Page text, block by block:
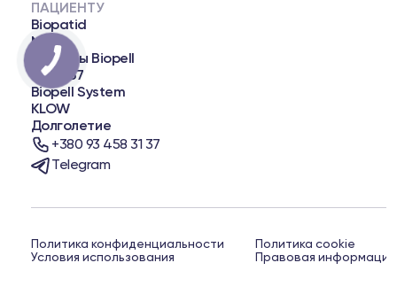
ПАЦИЕНТУ
Biopatid
NAD+
Пеллеты Biopell
BPC-157
Biopell System
KLOW
Долголетие
+380 93 458 31 37
Telegram
Политика конфиденциальности
Условия использования
Политика cookie
Правовая информация